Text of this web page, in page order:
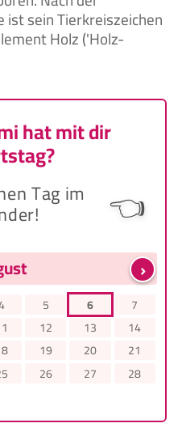
ist sein Tierkreiszeichen
Holz ('Holz-
hat mit dir
Tag im 👈
›
5 6
7
12 13
14
19 20
21
26 27
28